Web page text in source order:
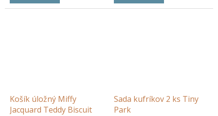
Košík úložný Miffy
Jacquard Teddy Biscuit
Sada kufríkov 2 ks Tiny
Park